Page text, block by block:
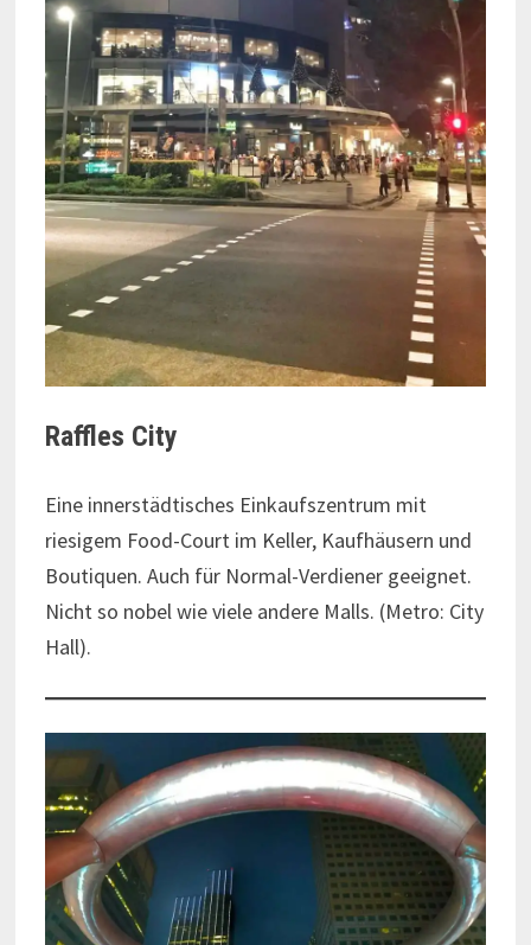
Raffles City
Eine innerstädtisches Einkaufszentrum mit
riesigem Food-Court im Keller, Kaufhäusern und
Boutiquen. Auch für Normal-Verdiener geeignet.
Nicht so nobel wie viele andere Malls. (Metro: City
Hall).